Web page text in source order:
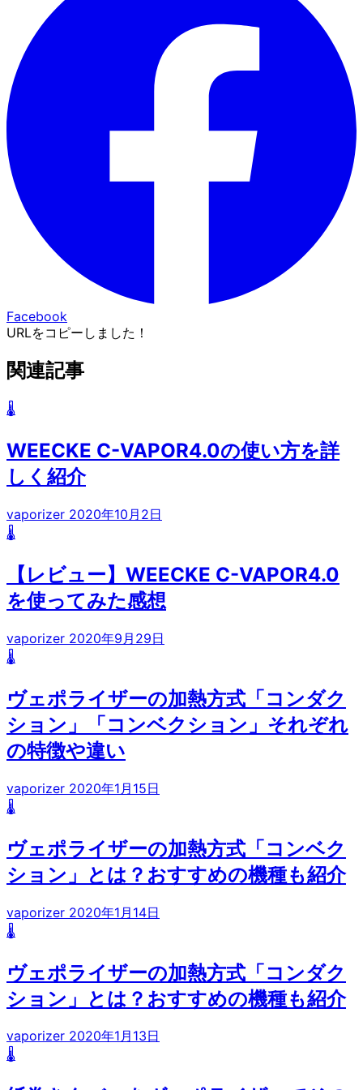
Facebook
URLをコピーしました！
関連記事
🌡️
WEECKE C-VAPOR4.0の使い方を詳
しく紹介
vaporizer 2020年10月2日
🌡️
【レビュー】WEECKE C-VAPOR4.0
を使ってみた感想
vaporizer 2020年9月29日
🌡️
ヴェポライザーの加熱方式「コンダク
ション」「コンベクション」それぞれ
の特徴や違い
vaporizer 2020年1月15日
🌡️
ヴェポライザーの加熱方式「コンベク
ション」とは？おすすめの機種も紹介
vaporizer 2020年1月14日
🌡️
ヴェポライザーの加熱方式「コンダク
ション」とは？おすすめの機種も紹介
vaporizer 2020年1月13日
🌡️